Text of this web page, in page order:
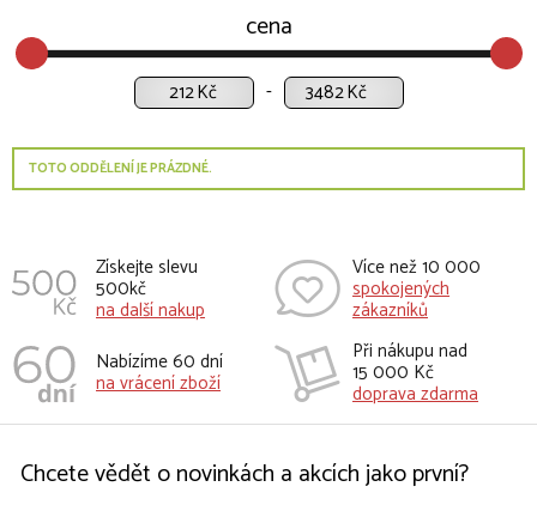
cena
Kč Kč
TOTO ODDĚLENÍ JE PRÁZDNÉ.
Získejte slevu
500kč
na další nakup
Více než 10 000
spokojených
zákazníků
Nabízíme 60 dní
na vrácení zboží
Při nákupu nad
15 000 Kč
doprava zdarma
Chcete vědět o novinkách a akcích jako první?